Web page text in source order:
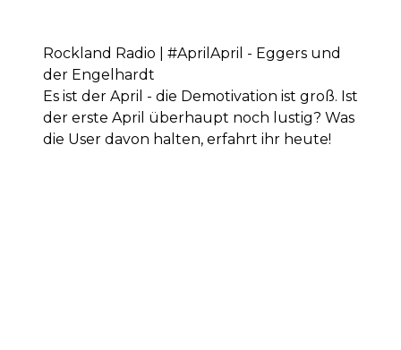
Rockland Radio | #AprilApril - Eggers und
der Engelhardt
Es ist der April - die Demotivation ist groß. Ist
der erste April überhaupt noch lustig? Was
die User davon halten, erfahrt ihr heute!